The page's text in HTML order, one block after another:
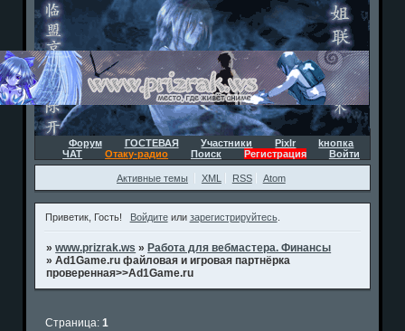
Форум ГОСТЕВАЯ Участники Pixlr
kнопка
ЧАТ
Отаку-радио Поиск Регистрация Войти
Активные темы XML RSS Atom
Приветик, Гость! Войдитеили зарегистрируйтесь.
»www.prizrak.ws » Работа для вебмастера. Финансы
»Ad1Game.ru файловая и игровая партнёрка
проверенная>>Ad1Game.ru
Страница:1